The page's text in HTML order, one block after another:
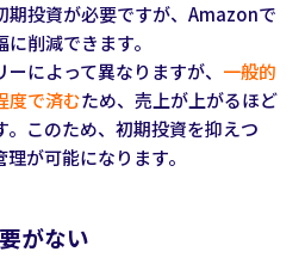
期投資が必要ですが、Amazonで
削減できます。
によって異なりますが、 一般的
度で済むため、売上が上がるほど
このため、初期投資を抑えつ
が可能になります。
がない